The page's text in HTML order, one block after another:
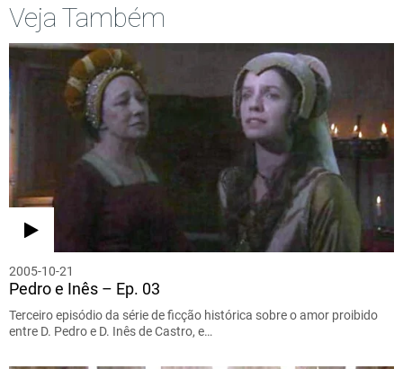
Veja Também
2005-10-21
Pedro e Inês – Ep. 03
Terceiro episódio da série de ficção histórica sobre o amor proibido
entre D. Pedro e D. Inês de Castro, e…